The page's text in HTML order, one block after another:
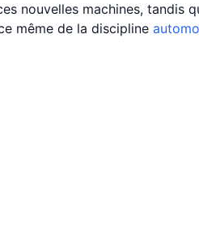
nouvelles machines, tandis
même de la discipline